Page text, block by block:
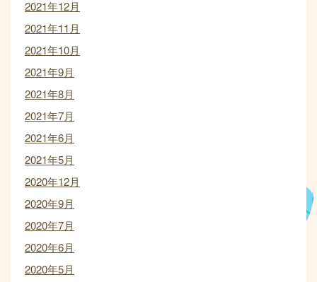
2021年12月
2021年11月
2021年10月
2021年9月
2021年8月
2021年7月
2021年6月
2021年5月
2020年12月
2020年9月
2020年7月
2020年6月
2020年5月